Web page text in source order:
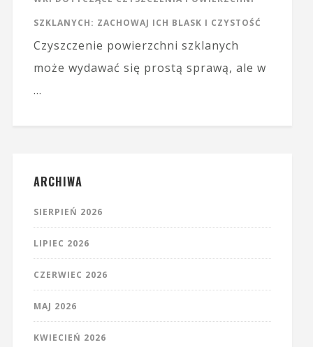
SZKLANYCH: ZACHOWAJ ICH BLASK I CZYSTOŚĆ
Czyszczenie powierzchni szklanych
może wydawać się prostą sprawą, ale w
…
ARCHIWA
SIERPIEŃ 2026
LIPIEC 2026
CZERWIEC 2026
MAJ 2026
KWIECIEŃ 2026